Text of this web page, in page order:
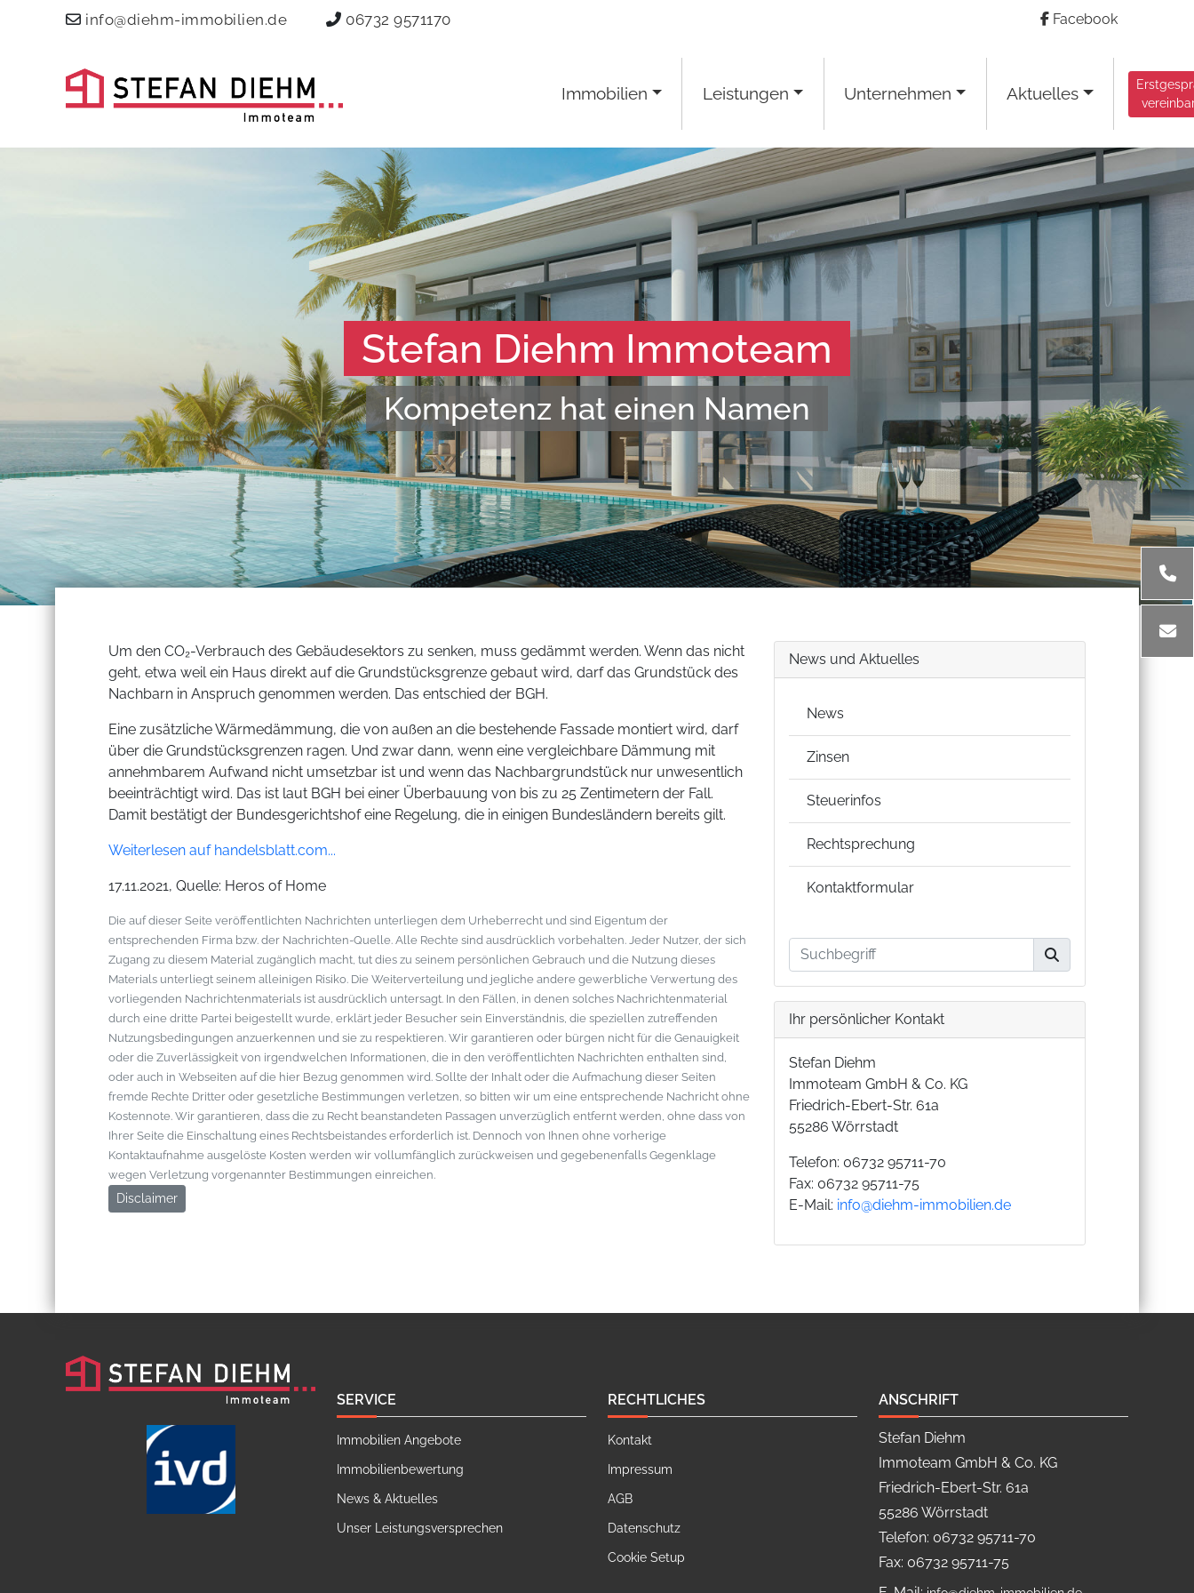
info@diehm-immobilien.de 06732 9571170 Facebook
Immobilien Leistungen Unternehmen Aktuelles
Stefan Diehm Immoteam
Kompetenz hat einen Namen
Um den CO₂-Verbrauch des Gebäudesektors zu senken, muss gedämmt werden. Wenn das nicht
geht, etwa weil ein Haus direkt auf die Grundstücksgrenze gebaut wird, darf das Grundstück des
Nachbarn in Anspruch genommen werden. Das entschied der BGH.
Eine zusätzliche Wärmedämmung, die von außen an die bestehende Fassade montiert wird, darf
über die Grundstücksgrenzen ragen. Und zwar dann, wenn eine vergleichbare Dämmung mit
annehmbarem Aufwand nicht umsetzbar ist und wenn das Nachbargrundstück nur unwesentlich
beeinträchtigt wird. Das ist laut BGH bei einer Überbauung von bis zu 25 Zentimetern der Fall.
Damit bestätigt der Bundesgerichtshof eine Regelung, die in einigen Bundesländern bereits gilt.
Weiterlesen auf handelsblatt.com...
17.11.2021, Quelle: Heros of Home
Die auf dieser Seite veröffentlichten Nachrichten unterliegen dem Urheberrecht und sind Eigentum der
entsprechenden Firma bzw. der Nachrichten-Quelle. Alle Rechte sind ausdrücklich vorbehalten. Jeder Nutzer, der sich
Zugang zu diesem Material zugänglich macht, tut dies zu seinem persönlichen Gebrauch und die Nutzung dieses
Materials unterliegt seinem alleinigen Risiko. Die Weiterverteilung und jegliche andere gewerbliche Verwertung des
vorliegenden Nachrichtenmaterials ist ausdrücklich untersagt. In den Fällen, in denen solches Nachrichtenmaterial
durch eine dritte Partei beigestellt wurde, erklärt jeder Besucher sein Einverständnis, die speziellen zutreffenden
Nutzungsbedingungen anzuerkennen und sie zu respektieren. Wir garantieren oder bürgen nicht für die Genauigkeit
oder die Zuverlässigkeit von irgendwelchen Informationen, die in den veröffentlichten Nachrichten enthalten sind,
oder auch in Webseiten auf die hier Bezug genommen wird. Sollte der Inhalt oder die Aufmachung dieser Seiten
fremde Rechte Dritter oder gesetzliche Bestimmungen verletzen, so bitten wir um eine entsprechende Nachricht ohne
Kostennote. Wir garantieren, dass die zu Recht beanstandeten Passagen unverzüglich entfernt werden, ohne dass von
Ihrer Seite die Einschaltung eines Rechtsbeistandes erforderlich ist. Dennoch von Ihnen ohne vorherige
Kontaktaufnahme ausgelöste Kosten werden wir vollumfänglich zurückweisen und gegebenenfalls Gegenklage
wegen Verletzung vorgenannter Bestimmungen einreichen.
Disclaimer
News und Aktuelles
News
Zinsen
Steuerinfos
Rechtsprechung
Kontaktformular
Ihr persönlicher Kontakt
Stefan Diehm
Immoteam GmbH & Co. KG
Friedrich-Ebert-Str. 61a
55286 Wörrstadt
Telefon: 06732 95711-70
Fax: 06732 95711-75
E-Mail: info@diehm-immobilien.de
SERVICE
Immobilien Angebote
Immobilienbewertung
News & Aktuelles
Unser Leistungsversprechen
RECHTLICHES
Kontakt
Impressum
AGB
Datenschutz
Cookie Setup
ANSCHRIFT
Stefan Diehm
Immoteam GmbH & Co. KG
Friedrich-Ebert-Str. 61a
55286 Wörrstadt
Telefon: 06732 95711-70
Fax: 06732 95711-75